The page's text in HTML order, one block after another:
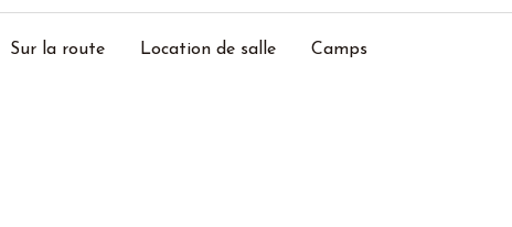
Sur la route Location de salle Camps